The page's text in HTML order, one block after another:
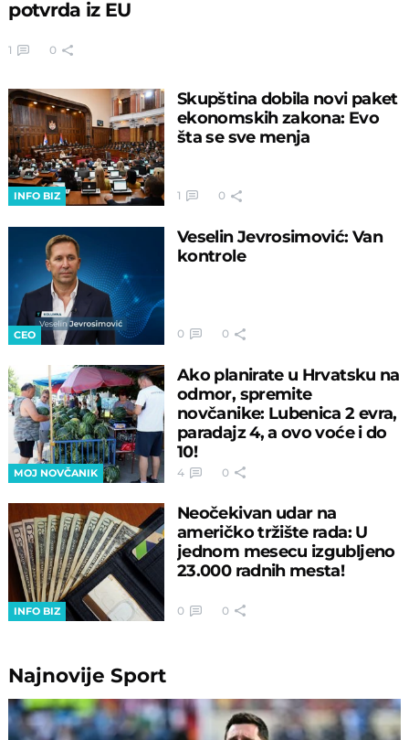
potvrda iz EU
1 0
INFO BIZ
Skupština dobila novi paket
ekonomskih zakona: Evo
šta se sve menja
1 0
CEO
Veselin Jevrosimović: Van
kontrole
0 0
MOJ NOVČANIK
Ako planirate u Hrvatsku na
odmor, spremite
novčanike: Lubenica 2 evra,
paradajz 4, a ovo voće i do
10!
4 0
INFO BIZ
Neočekivan udar na
američko tržište rada: U
jednom mesecu izgubljeno
23.000 radnih mesta!
0 0
NajnovijeSport